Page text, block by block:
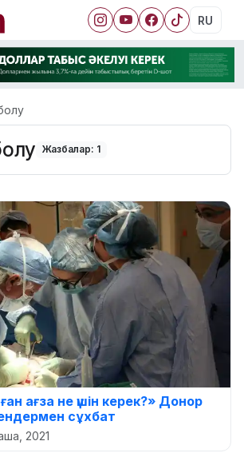
RU
Жазбалар: 1
ағза не үшін керек?» Донор
сұхбат
2021